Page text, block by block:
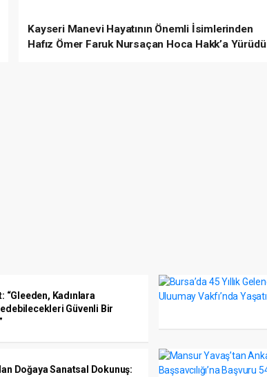
Kayseri Manevi Hayatının Önemli İsimlerinden
Hafız Ömer Faruk Nursaçan Hoca Hakk’a Yürüdü
“Gleeden, Kadınlara
Güvenli Bir
Doğaya Sanatsal Dokunuş: